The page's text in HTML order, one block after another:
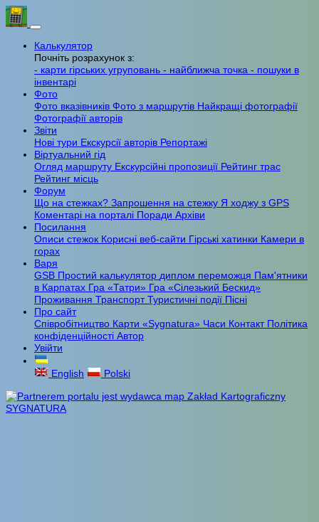
Калькулятор
Почніть розрахунок з:
- карти гірських угруповань - найближча точка - пошуки в
інвентарі
Фото
Фото вказівників Фото з маршрутів Найкращі фотографії
Фотографії авторів
Звіти
Нові тури Екскурсії авторів Репортажі
Віртуальний гід
Огляд маршруту Екскурсійні пропозиції Рейтинг трас
Рейтинг місць
Форум
Що на стежках? Запрошення на стежку Я ходжу з GPS
Коментарі на порталі Поради Архіви
Посилання
Описи стежок Корисні веб-сайти Гірські хатинки Камери в
горах
Варя
GSB Простий калькулятор диплом переможця Пам'ятники
в Карпатах Гра «Татри» Гра «Сілезький Бескид»
Проживання ТранспортТуристичні події Пісні
Про сайт
Співробітництво Карти «Sygnatura» Часи Контакт Політика
конфіденційності Автор
Увійти
English Polski